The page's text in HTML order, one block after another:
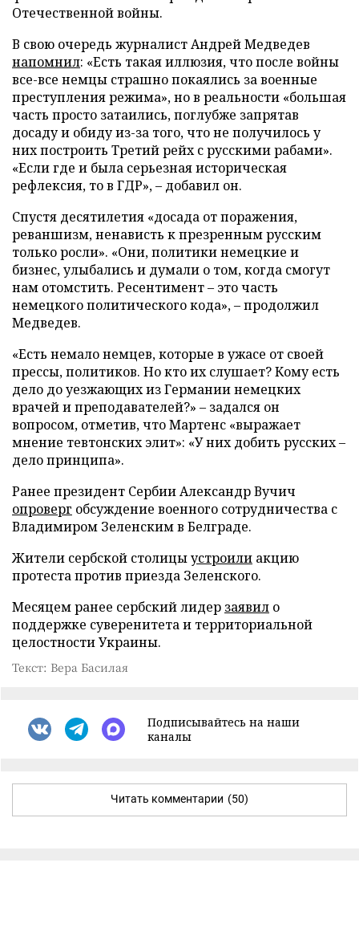
Отечественной войны.
В свою очередь журналист Андрей Медведев
напомнил: «Есть такая иллюзия, что после войны
все-все немцы страшно покаялись за военные
преступления режима», но в реальности «большая
часть просто затаились, поглубже запрятав
досаду и обиду из-за того, что не получилось у
них построить Третий рейх с русскими рабами».
«Если где и была серьезная историческая
рефлексия, то в ГДР», – добавил он.
Спустя десятилетия «досада от поражения,
реваншизм, ненависть к презренным русским
только росли». «Они, политики немецкие и
бизнес, улыбались и думали о том, когда смогут
нам отомстить. Ресентимент – это часть
немецкого политического кода», – продолжил
Медведев.
«Есть немало немцев, которые в ужасе от своей
прессы, политиков. Но кто их слушает? Кому есть
дело до уезжающих из Германии немецких
врачей и преподавателей?» – задался он
вопросом, отметив, что Мартенс «выражает
мнение тевтонских элит»: «У них добить русских –
дело принципа».
Ранее президент Сербии Александр Вучич
опроверг обсуждение военного сотрудничества с
Владимиром Зеленским в Белграде.
Жители сербской столицыустроили акцию
протеста против приезда Зеленского.
Месяцем ранее сербский лидер заявил о
поддержке суверенитета и территориальной
целостности Украины.
Текст: Вера Басилая
Подписывайтесь на наши
каналы
Читать комментарии (50)